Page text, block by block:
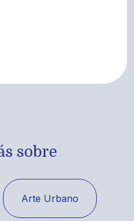
sobre
Arte Urbano